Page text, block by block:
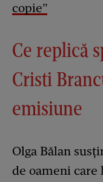
copie”
Ce replică
Cristi
emisiune
Olga Bălan
de oameni care